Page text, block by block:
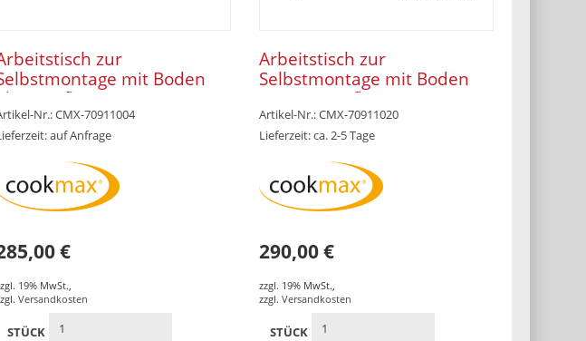
zur
mit Boden
ohne Aufkantung 1600 x 600
850 mm
Nr.: CMX-70911004
auf Anfrage
€
19% MwSt.
Versandkosten
STÜCK
Arbeitstisch zur
Selbstmontage mit Boden
100 mm Aufkantung 1200 x
700 x 850 mm
Artikel-Nr.: CMX-70911020
Lieferzeit: ca. 2-5 Tage
290,00 €
zzgl. 19% MwSt.
zzgl. Versandkosten
STÜCK